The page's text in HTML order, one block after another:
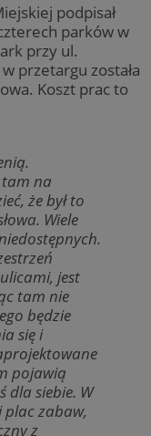
podpisał
parków w
przy ul.
przetargu została
Koszt prac to
na
że był to
Wiele
jest
tam nie
będzie
się i
pojawią
dla siebie. W
zabaw,
z